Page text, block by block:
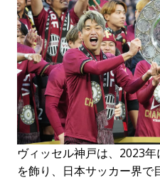
ヴィッセル神戸は、2023
を飾り、日本サッカー界で